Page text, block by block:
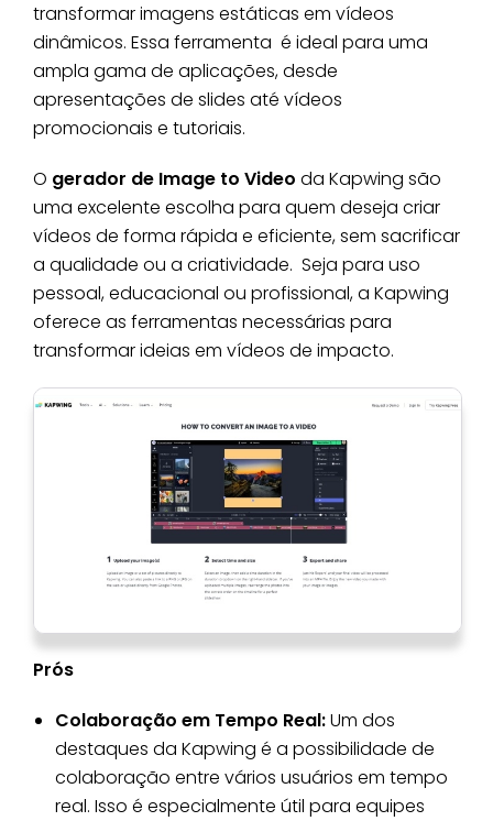
transformar imagens estáticas em vídeos
dinâmicos. Essa ferramenta é ideal para uma
ampla gama de aplicações, desde
apresentações de slides até vídeos
promocionais e tutoriais.
O gerador de Image to Video da Kapwing são
uma excelente escolha para quem deseja criar
vídeos de forma rápida e eficiente, sem sacrificar
a qualidade ou a criatividade. Seja para uso
pessoal, educacional ou profissional, a Kapwing
oferece as ferramentas necessárias para
transformar ideias em vídeos de impacto.
Prós
Colaboração em Tempo Real:Um dos
destaques da Kapwing é a possibilidade de
colaboração entre vários usuários em tempo
real. Isso é especialmente útil para equipes